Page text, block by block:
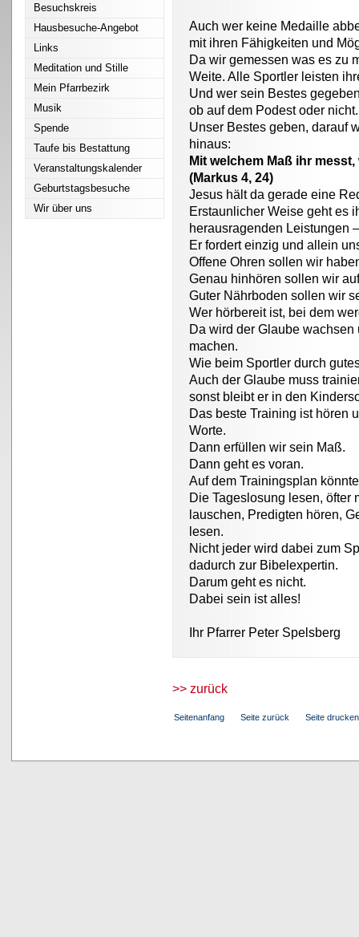
Besuchskreis
Hausbesuche-Angebot
Links
Meditation und Stille
Mein Pfarrbezirk
Musik
Spende
Taufe bis Bestattung
Veranstaltungskalender
Geburtstagsbesuche
Wir über uns
Auch wer keine Medaille
mit ihren Fähigkeiten und
Da wir gemessen was es zu
Weite. Alle Sportler leisten
Und wer sein Bestes
ob auf dem Podest oder nicht.
Unser Bestes geben, darauf
hinaus:
Mit welchem Maß ihr
(Markus 4, 24)
Jesus hält da gerade eine
Erstaunlicher Weise geht es
herausragenden Leistungen
Er fordert einzig und allein
Offene Ohren sollen wir
Genau hinhören sollen wir
Guter Nährboden sollen wir
Wer hörbereit ist, bei dem
Da wird der Glaube
machen.
Wie beim Sportler durch
Auch der Glaube muss
sonst bleibt er in den
Das beste Training ist hören
Worte.
Dann erfüllen wir sein Maß.
Dann geht es voran.
Auf dem Trainingsplan
Die Tageslosung lesen, öfter
lauschen, Predigten hören,
lesen.
Nicht jeder wird dabei zum
dadurch zur Bibelexpertin.
Darum geht es nicht.
Dabei sein ist alles!
Ihr Pfarrer Peter Spelsberg
>> zurück
Seitenanfang Seite zurück Seite drucken